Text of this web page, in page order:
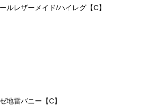
ルレザーメイド/ハイレグ【C】
地雷バニー【C】